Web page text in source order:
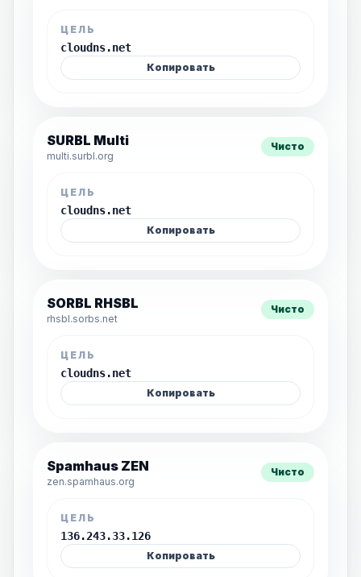
ЦЕЛЬ
cloudns.net
Копировать
SURBL Multi
multi.surbl.org
Чисто
ЦЕЛЬ
cloudns.net
Копировать
SORBL RHSBL
rhsbl.sorbs.net
Чисто
ЦЕЛЬ
cloudns.net
Копировать
Spamhaus ZEN
zen.spamhaus.org
Чисто
ЦЕЛЬ
136.243.33.126
Копировать